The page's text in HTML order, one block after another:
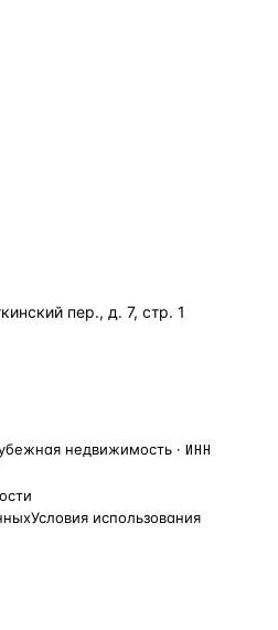
пер., д. 7, стр. 1
недвижимость · ИНН
Условия использования